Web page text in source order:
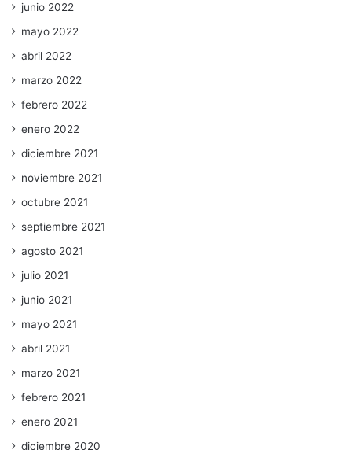
junio 2022
mayo 2022
abril 2022
marzo 2022
febrero 2022
enero 2022
diciembre 2021
noviembre 2021
octubre 2021
septiembre 2021
agosto 2021
julio 2021
junio 2021
mayo 2021
abril 2021
marzo 2021
febrero 2021
enero 2021
diciembre 2020